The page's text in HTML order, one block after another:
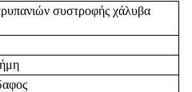
συστροφής χάλυβα